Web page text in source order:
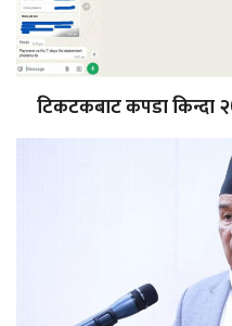
टिकटकबाट कपडा किन्दा